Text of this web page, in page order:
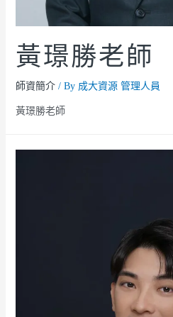
黃璟勝老師
師資簡介/ By 成大資源 管理人員
黃璟勝老師